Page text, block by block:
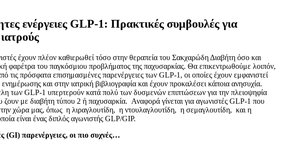
ενέργειες GLP-1: Πρακτικές συμβουλές για
έχουν πλέον καθιερωθεί τόσο στην θεραπεία του Σακχαρώδη Διαβήτη όσο και
φαρέτρα του παγκόσμιου προβλήματος της παχυσαρκίας. Θα επικεντρωθούμε λοιπόν,
τις πρόσφατα επισημασμένες παρενέργειες των GLP-1, οι οποίες έχουν εμφανιστεί
και στην ιατρική βιβλιογραφία και έχουν προκαλέσει κάποια ανησυχία.
των GLP-1 υπερτερούν κατά πολύ των δυσμενών επιπτώσεων για την πλειοψηφία
με διαβήτη τύπου 2 ή παχυσαρκία. Αναφορά γίνεται για αγωνιστές GLP-1 που
χώρα μας, όπως η λιραγλουτίδη, η ντουλαγλουτίδη, η σεμαγλουτίδη, και η
είναι ένας διπλός αγωνιστής GLP/GIP.
(GI) παρενέργειες, οι πιο συχνές…